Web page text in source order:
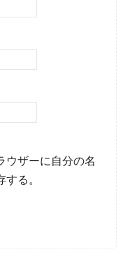
ウザーに自分の名
る。